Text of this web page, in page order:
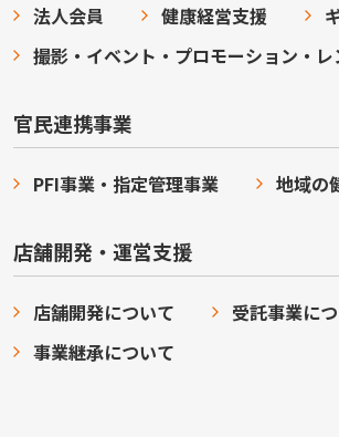
法人会員 健康経営支援
撮影・イベント・プロモーション・レ
官民連携事業
PFI事業・指定管理事業 地域の
店舗開発・運営支援
店舗開発について
受託事業に
事業継承について